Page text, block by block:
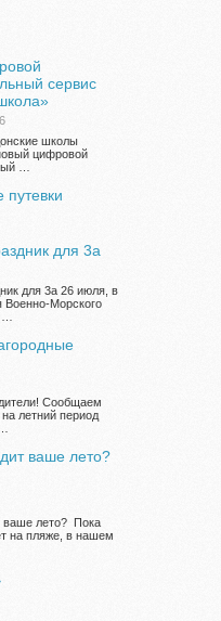
сервис
школы
цифровой
…
путевки
для 3а
для 3а 26 июля, в
Военно-Морского
Сообщаем
летний период
ваше лето?
ваше лето? Пока
на пляже, в нашем